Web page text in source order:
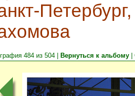
484 из 504 | Вернуться к альбому